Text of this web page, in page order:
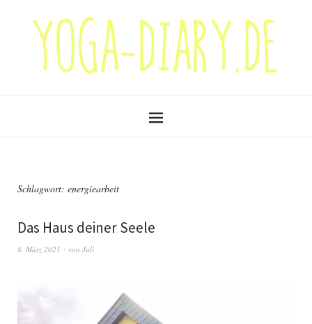
Schlagwort: energiearbeit
Das Haus deiner Seele
8. März 2021 von Juli